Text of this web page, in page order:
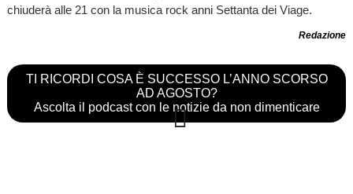
chiuderà alle 21 con la musica rock anni Settanta dei Viage.
Redazione
TI RICORDI COSA È SUCCESSO L’ANNO SCORSO
AD AGOSTO?
Ascolta il podcast con le notizie da non dimenticare